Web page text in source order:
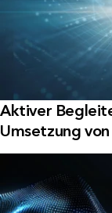
Aktiver
Umsetzung